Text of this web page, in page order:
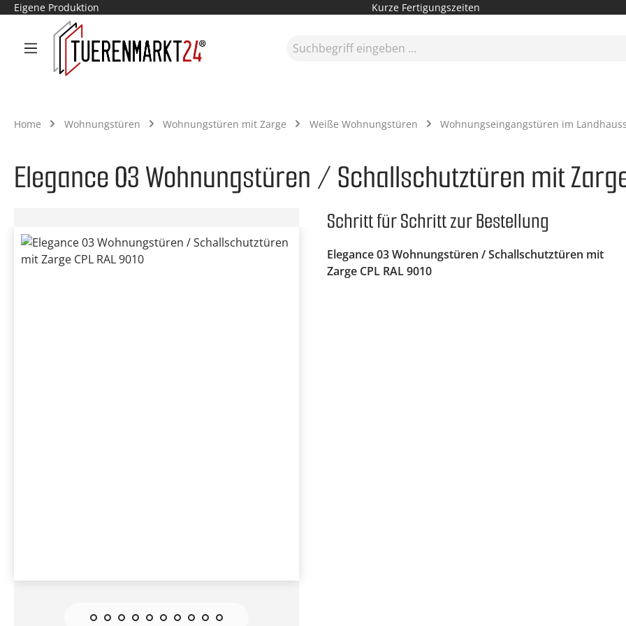
Hauptinhalt springen
Zur Suche springen
Zur Hauptnavigation springen
Eigene Produktion Kurze Fertigungszeiten
Home Wohnungstüren Wohnungstüren mit Zarge Weiße Wohnungstüren Wohnungseingangstüren im
Elegance 03 Wohnungstüren / Schallschutztüren mit Zarge
Bildergalerie überspringen Schritt für Schritt zur Bestellung
Elegance 03 Wohnungstüren / Schallschutztüren mit
Zarge CPL RAL 9010